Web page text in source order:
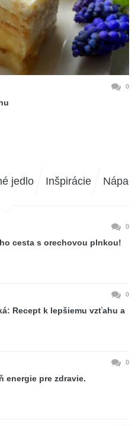
0
jedlo Inšpirácie
0
cesta s orechovou plnkou!
0
Recept k lepšiemu vzťahu a
0
energie pre zdravie.